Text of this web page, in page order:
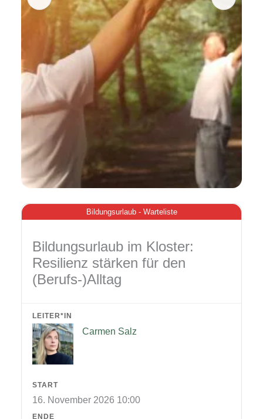
Bildungsurlaub - Warteliste
LEITER*IN
Carmen Salz
START
16. November 2026 10:00
ENDE
Bildungsurlaub im Kloster:
Resilienz stärken für den
(Berufs-)Alltag